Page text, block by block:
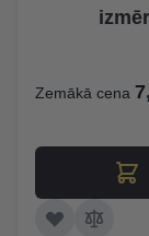
Zemākā cena